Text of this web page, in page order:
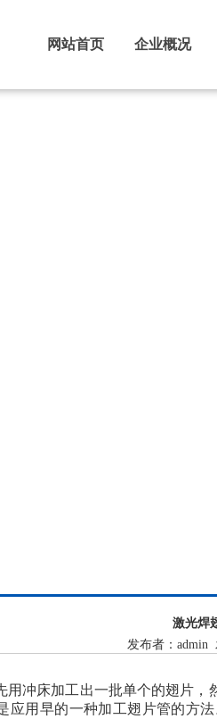
网站首页 企业概况
激光焊
发布者：admin
用冲床加工出一批单个的翅片
应用早的一种加工翅片管的方